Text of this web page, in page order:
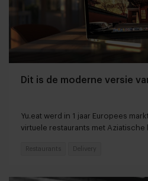
Dit is de moderne versie
Yu.eat werd in 1 jaar Europees
virtuele restaurants met Aziatische
Restaurants Delivery